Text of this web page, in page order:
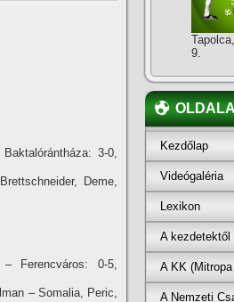
3-0,
Deme,
Ferencváros: 0-5,
– Somalia, Peric,
9.
Kezdőlap
Videógaléria
Lexikon
A kezdetektől
A KK
A Nemzeti